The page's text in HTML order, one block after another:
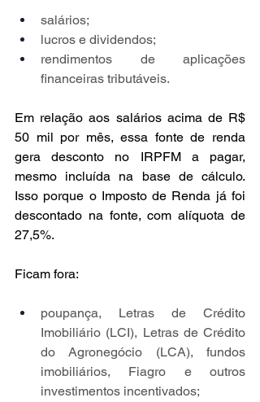
salários;
lucros e dividendos;
rendimentos de aplicações
financeiras tributáveis.
Em relação aos salários acima de R$
50 mil por mês, essa fonte de renda
gera desconto no IRPFM a pagar,
mesmo incluída na base de cálculo.
Isso porque o Imposto de Renda já foi
descontado na fonte, com alíquota de
27,5%.
Ficam fora:
poupança, Letras de Crédito
Imobiliário (LCI), Letras de Crédito
do Agronegócio (LCA), fundos
imobiliários, Fiagro e outros
investimentos incentivados;